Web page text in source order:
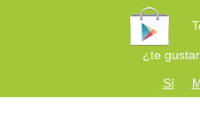
¿te
Sí